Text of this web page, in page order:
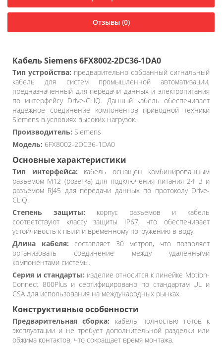
Отзывы (0)
Кабель Siemens 6FX8002-2DC36-1DA0
Тип устройства: предварительно собранный сигнальный
кабель для систем промышленной автоматизации,
предназначенный для передачи данных и электропитания
по интерфейсу Drive-CLiQ. Данный кабель обеспечивает
надежное соединение компонентов приводной техники
Siemens в условиях высоких нагрузок.
Производитель: Siemens
Модель: 6FX8002-2DC36-1DA0
Основные характеристики
Тип интерфейса: кабель оснащен комбинированным
разъемом M12 (розетка) для подключения питания 24 В и
разъемом RJ45 для передачи данных по протоколу Drive-
CLiQ.
Степень защиты: корпус разъемов и кабель
соответствуют классу защиты IP67, что обеспечивает
устойчивость к пыли и временному погружению в воду.
Длина кабеля: составляет 30 метров, что позволяет
организовать соединение между удаленными
компонентами системы.
Серия и стандарты: изделие относится к линейке Motion-
Connect 800Plus и сертифицировано по стандартам UL и
CSA для использования на международных рынках.
Конструктивные особенности
Предварительная сборка: кабель полностью готов к
эксплуатации и не требует дополнительной разделки или
обжима контактов, что сокращает время монтажа.